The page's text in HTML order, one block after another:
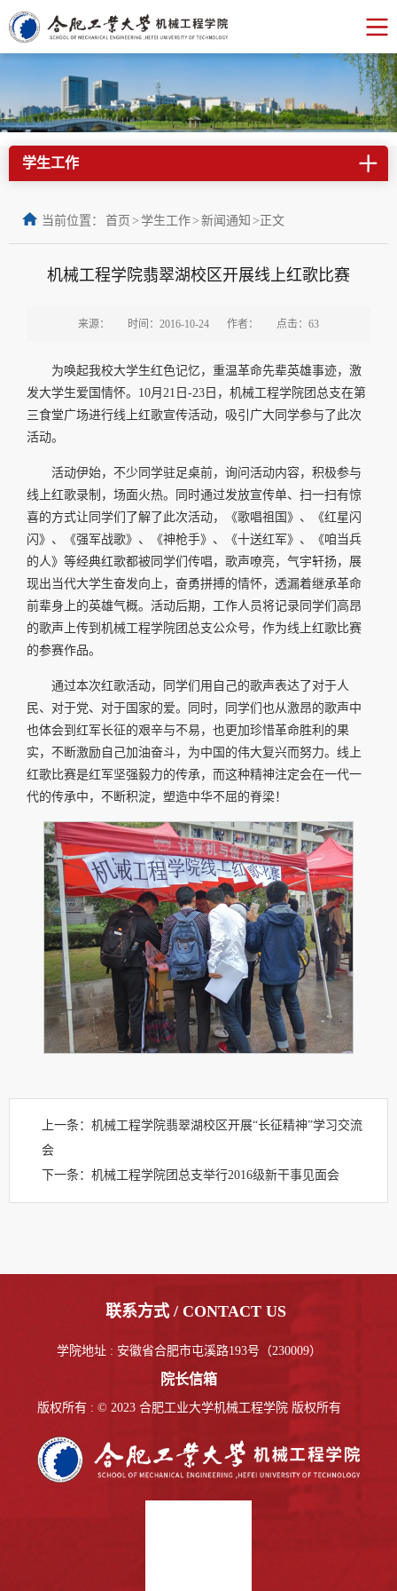
学生工作
当前位置： 首页 > 学生工作> 新闻通知 >正文
机械工程学院翡翠湖校区开展线上红歌比赛
来源： 时间：2016-10-24 作者： 点击： 63
为唤起我校大学生红色记忆，重温革命先辈英雄事迹，激
发大学生爱国情怀。10月21日-23日，机械工程学院团总支在第
三食堂广场进行线上红歌宣传活动，吸引广大同学参与了此次
活动。
活动伊始，不少同学驻足桌前，询问活动内容，积极参与
线上红歌录制，场面火热。同时通过发放宣传单、扫一扫有惊
喜的方式让同学们了解了此次活动，《歌唱祖国》、《红星闪
闪》、《强军战歌》、《神枪手》、《十送红军》、《咱当兵
的人》等经典红歌都被同学们传唱，歌声嘹亮，气宇轩扬，展
现出当代大学生奋发向上，奋勇拼搏的情怀，透漏着继承革命
前辈身上的英雄气概。活动后期，工作人员将记录同学们高昂
的歌声上传到机械工程学院团总支公众号，作为线上红歌比赛
的参赛作品。
通过本次红歌活动，同学们用自己的歌声表达了对于人
民、对于党、对于国家的爱。同时，同学们也从激昂的歌声中
也体会到红军长征的艰辛与不易，也更加珍惜革命胜利的果
实，不断激励自己加油奋斗，为中国的伟大复兴而努力。线上
红歌比赛是红军坚强毅力的传承，而这种精神注定会在一代一
代的传承中，不断积淀，塑造中华不屈的脊梁！
上一条： 机械工程学院翡翠湖校区开展“长征精神”学习交流
会
下一条： 机械工程学院团总支举行2016级新干事见面会
联系方式 / CONTACT US
学院地址 : 安徽省合肥市屯溪路193号（230009）
院长信箱
版权所有 : © 2023 合肥工业大学机械工程学院 版权所有